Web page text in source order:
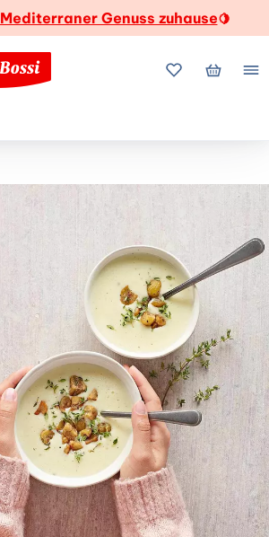
Mediterraner Genuss zuhause🍋
MeineMein